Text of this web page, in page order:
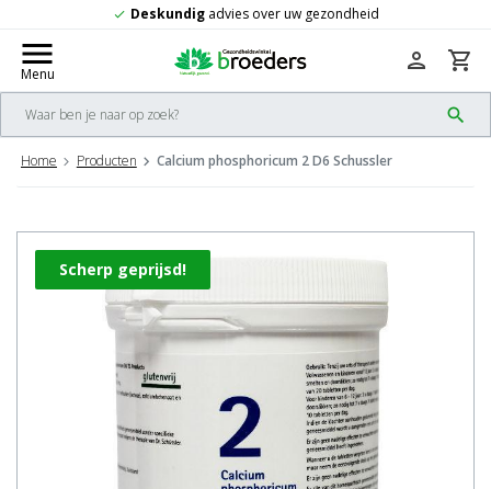
check Gratisverzending vanaf 50,-
menu
Menu
search
person shopping_cart
Home Producten Calcium phosphoricum 2 D6 Schussler
Scherp geprijsd!